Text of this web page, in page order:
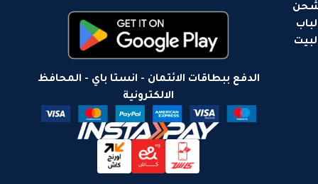
لباب
الدفع ببطاقات الائتمان - انستا باي - المحافظ
الالكترونية